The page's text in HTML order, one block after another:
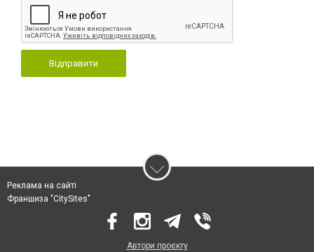
Відправити
Реклама на сайті
Франшиза "CitySites"
Автори проєкту